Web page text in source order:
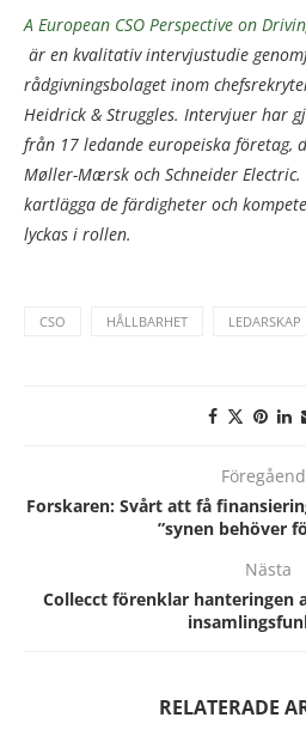
A European CSO Perspective on
är en kvalitativ intervjustudie
rådgivningsbolaget inom
Heidrick & Struggles. Intervjuer har
från 17 ledande europeiska företag,
Møller-Mærsk och Schneider
kartlägga de färdigheter och
lyckas i rollen.
CSO HÅLLBARHET LEDARSKAP
Forskaren: Svårt att få
”synen behöver
Nästa
Collecct förenklar hanteringen
RELATERADE